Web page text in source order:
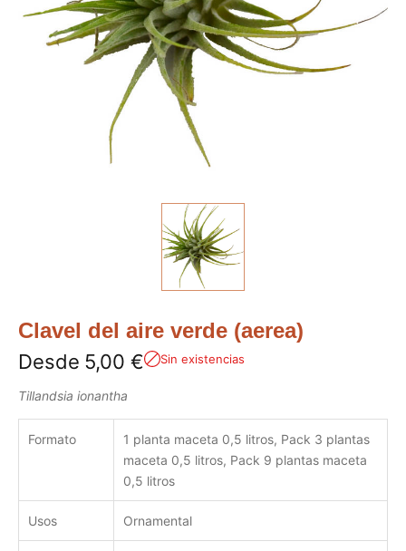
Clavel del aire verde (aerea)
Desde 5,00 € Sin existencias
Tillandsia ionantha
Formato
1 planta maceta 0,5 litros, Pack 3 plantas
maceta 0,5 litros, Pack 9 plantas maceta
0,5 litros
Usos Ornamental